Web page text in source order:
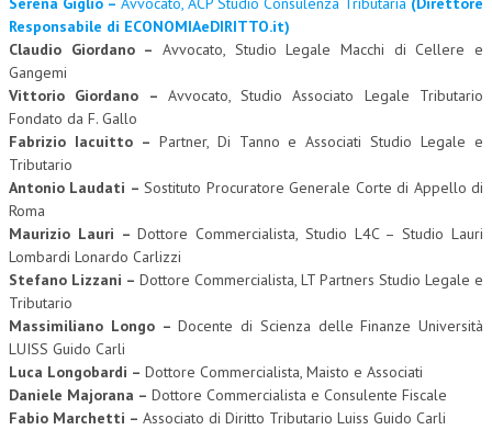
Responsabile di ECONOMIAeDIRITTO.it)
Claudio Giordano – Avvocato, Studio Legale Macchi di Cellere e
Gangemi
Vittorio Giordano – Avvocato, Studio Associato Legale Tributario
Fondato da F. Gallo
Fabrizio Iacuitto – Partner, Di Tanno e Associati Studio Legale e
Tributario
Antonio Laudati –Sostituto Procuratore Generale Corte di Appello di
Roma
Maurizio Lauri –Dottore Commercialista, Studio L4C – Studio Lauri
Lombardi Lonardo Carlizzi
Stefano Lizzani – Dottore Commercialista, LT Partners Studio Legale e
Tributario
Massimiliano Longo –Docente di Scienza delle Finanze Università
LUISS Guido Carli
Luca Longobardi – Dottore Commercialista, Maisto e Associati
Daniele Majorana – Dottore Commercialista e Consulente Fiscale
Fabio Marchetti – Associato di Diritto Tributario Luiss Guido Carli